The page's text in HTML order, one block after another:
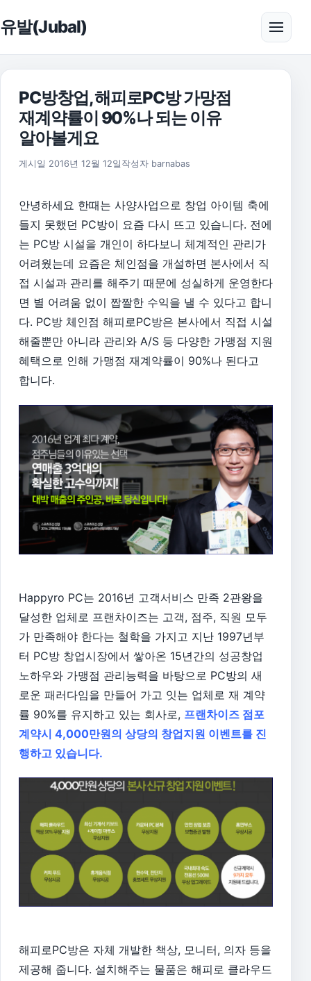
유발(Jubal) 메뉴
PC방창업, 해피로PC방 가망점
재계약률이 90%나 되는 이유
알아볼게요
게시일 2016년 12월 12일 2017년 1월 5일
작성자 barnabas
안녕하세요 한때는 사양사업으로 창업 아이템 축에
들지 못했던 PC방이 요즘 다시 뜨고 있습니다. 전에
는 PC방 시설을 개인이 하다보니 체계적인 관리가
어려웠는데 요즘은 체인점을 개설하면 본사에서 직
접 시설과 관리를 해주기 때문에 성실하게 운영한다
면 별 어려움 없이 짭짤한 수익을 낼 수 있다고 합니
다. PC방 체인점 해피로PC방은 본사에서 직접 시설
해줄뿐만 아니라 관리와 A/S 등 다양한 가맹점 지원
혜택으로 인해 가맹점 재계약률이 90%나 된다고
합니다.
Happyro PC는 2016년 고객서비스 만족 2관왕을
달성한 업체로 프랜차이즈는 고객, 점주, 직원 모두
가 만족해야 한다는 철학을 가지고 지난 1997년부
터 PC방 창업시장에서 쌓아온 15년간의 성공창업
노하우와 가맹점 관리능력을 바탕으로 PC방의 새
로운 패러다임을 만들어 가고 잇는 업체로 재 계약
률 90%를 유지하고 있는 회사로, 프랜차이즈 점포
계약시 4,000만원의 상당의 창업지원 이벤트를 진
행하고 있습니다.
해피로PC방은 자체 개발한 책상, 모니터, 의자 등을
제공해 줍니다. 설치해주는 물품은 해피로 클라우드